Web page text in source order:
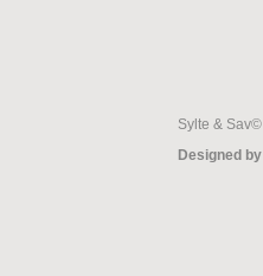
Sylte & Sav©
Designed by